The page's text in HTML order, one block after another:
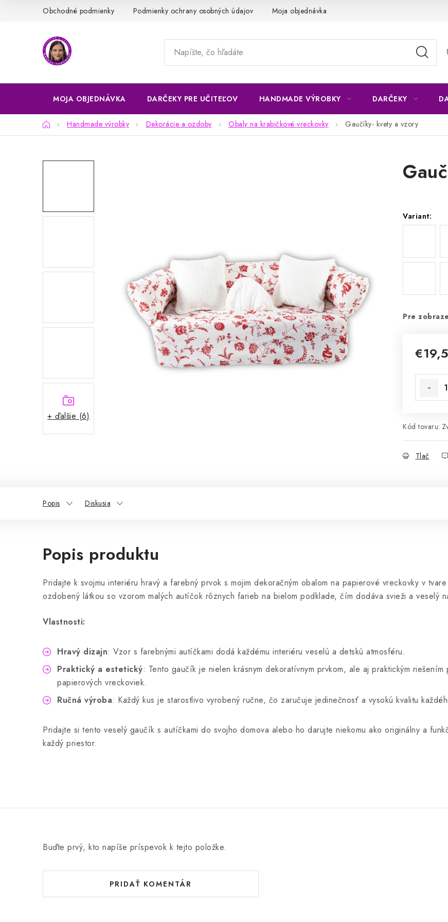
Obchodné podmienky Podmienky ochrany osobných údajov Moja objednávka
MOJA OBJEDNÁVKA DARČEKY PRE UČITEĽOV HANDMADE VÝROBKY DARČEKY
DomovHandmade výrobky Dekorácie a ozdoby Obaly na krabičkové vreckovky Gaučíky- kvety a vzory
+ ďalšie (6)
Variant:
Pre
Kód tovaru:
Tlač
Popis Diskusia
Popis produktu
Pridajte k svojmu interiéru hravý a farebný prvok s mojim dekoračným obalom na papierové vreckovky v
ozdobený látkou so vzorom malých autíčok rôznych farieb na bielom podklade, čím dodáva svieži a veselý
Vlastnosti:
Hravý dizajn: Vzor s farebnými autíčkami dodá každému interiéru veselú a detskú atmosféru.
Praktický a estetický: Tento gaučík je nielen krásnym dekoratívnym prvkom, ale aj praktickým
papierových vreckoviek.
Ručná výroba: Každý kus je starostlivo vyrobený ručne, čo zaručuje jedinečnosť a vysokú kvalitu
Pridajte si tento veselý gaučík s autíčkami do svojho domova alebo ho darujte niekomu ako originálny a
každý priestor.
Buďte prvý, kto napíše príspevok k tejto položke.
PRIDAŤ KOMENTÁR